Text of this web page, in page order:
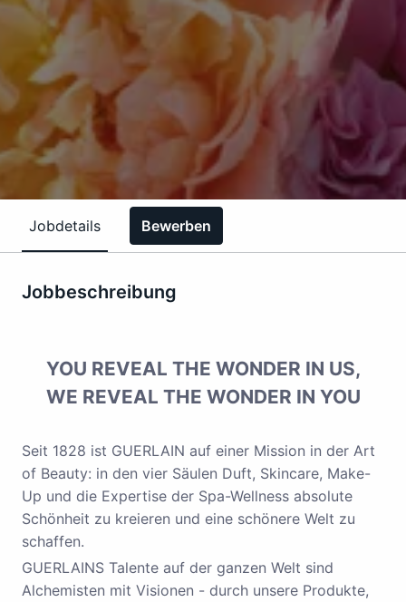
Jobdetails Bewerben
Jobbeschreibung
YOU REVEAL THE WONDER IN US,
WE REVEAL THE WONDER IN YOU
Seit 1828 ist GUERLAIN auf einer Mission in der Art
of Beauty: in den vier Säulen Duft, Skincare, Make-
Up und die Expertise der Spa-Wellness absolute
Schönheit zu kreieren und eine schönere Welt zu
schaffen.
GUERLAINS Talente auf der ganzen Welt sind
Alchemisten mit Visionen - durch unsere Produkte,